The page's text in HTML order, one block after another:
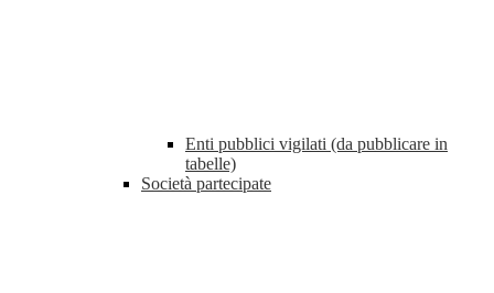
Enti pubblici vigilati (da pubblicare in
tabelle)
Società partecipate